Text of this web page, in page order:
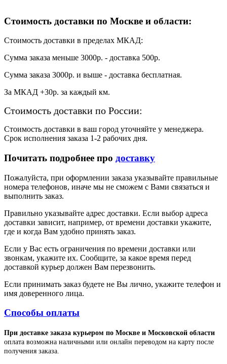
Стоимость доставки по Москве и области:
Стоимость доставки в пределах МКАД:
Сумма заказа меньше 3000р. - доставка 500р.
Сумма заказа 3000р. и выше - доставка бесплатная.
За МКАД +30р. за каждый км.
Стоимость доставки по России:
Стоимость доставки в ваш город уточняйте у менеджера.
Срок исполнения заказа 1-2 рабочих дня.
Почитать подробнее про доставку
Пожалуйста, при оформлении заказа указывайте правильные
номера телефонов, иначе мы не сможем с Вами связаться и
выполнить заказ.
Правильно указывайте адрес доставки. Если выбор адреса
доставки зависит, например, от времени доставки укажите,
где и когда Вам удобно принять заказ.
Если у Вас есть ограничения по времени доставки или
звонкам, укажите их. Сообщите, за какое время перед
доставкой курьер должен Вам перезвонить.
Если принимать заказ будете не Вы лично, укажите телефон и
имя доверенного лица.
Способы оплаты
При доставке заказа курьером по Москве и Московской области
оплата возможна наличными или онлайн переводом на карту после
получения заказа.